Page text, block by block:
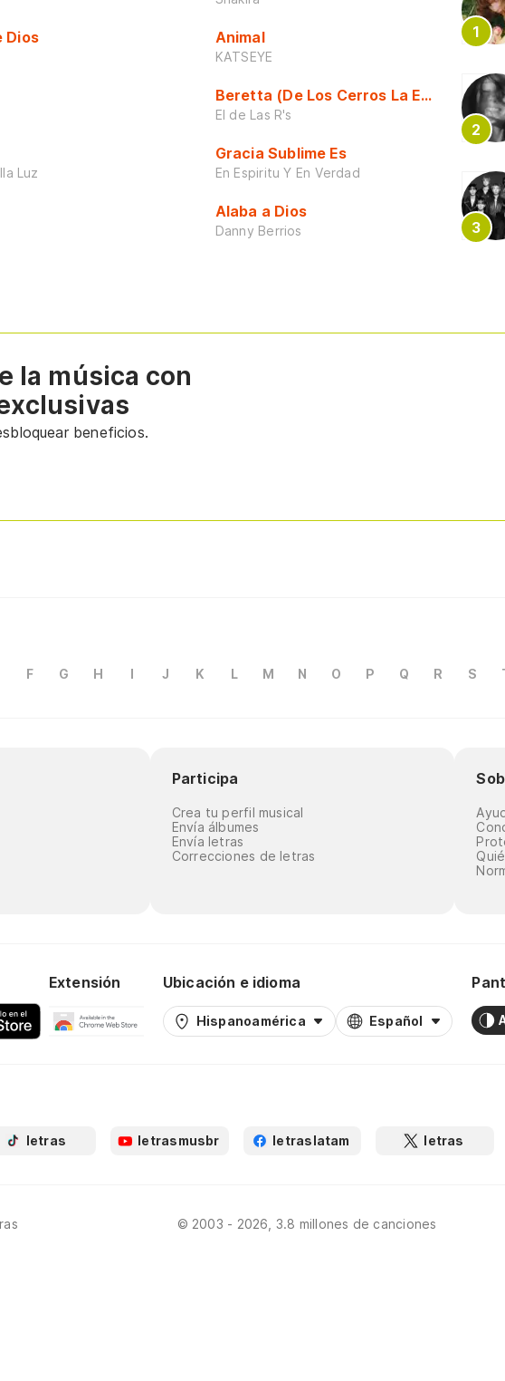
Dios
Luz
Animal
KATSEYE
Beretta (De Los Cerros La Escuela)
El de Las R's
Gracia Sublime Es
En Espiritu Y En Verdad
Alaba a Dios
Danny Berrios
la música con
beneficios.
F G H I J K L M N O P Q R S
Participa
Crea tu perfil musical
Envía álbumes
Envía letras
Correcciones de letras
Extensión Ubicación e idioma
Hispanoamérica Español
letras letrasmusbr letraslatam letras
© 2003 - 2026, 3.8 millones de canciones